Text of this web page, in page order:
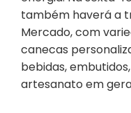
também haverá a
Mercado, com
canecas
bebidas,
artesanato em